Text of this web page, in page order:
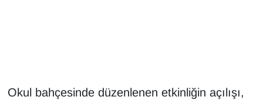
Okul bahçesinde düzenlenen etkinliğin açılışı,
HABERDE İNSAN